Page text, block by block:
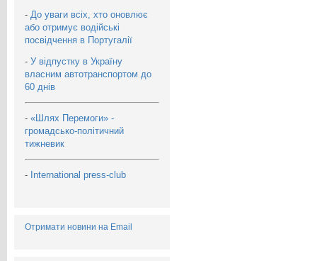
- До уваги всіх, хто оновлює
або отримує водійські
посвідчення в Португалії
- У відпустку в Україну
власним автотранспортом до
60 днів
- «Шлях Перемоги» -
громадсько-політичний
тижневик
- International press-club
Отримати новини на Email